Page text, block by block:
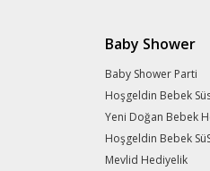
Baby Shower
Baby Shower Parti
Hoşgeldin Bebek
Yeni Doğan Bebek
Hoşgeldin Bebek
Mevlid Hediyelik